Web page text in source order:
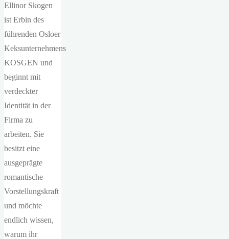
Ellinor Skogen
ist Erbin des
führenden Osloer
Keksunternehmens
KOSGEN und
beginnt mit
verdeckter
Identität in der
Firma zu
arbeiten. Sie
besitzt eine
ausgeprägte
romantische
Vorstellungskraft
und möchte
endlich wissen,
warum ihr